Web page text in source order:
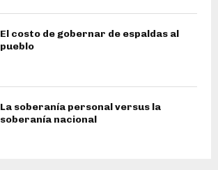
El costo de gobernar de espaldas al
pueblo
La soberanía personal versus la
soberanía nacional